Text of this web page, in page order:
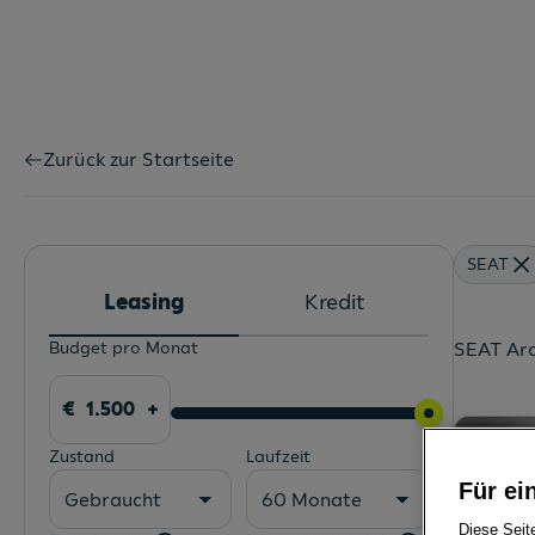
Zurück zur Startseite
Leasing Kredit
Budget pro Monat
Zustand
Gebraucht
Laufzeit
60 Monate
SEAT
SEAT
Für
Diese